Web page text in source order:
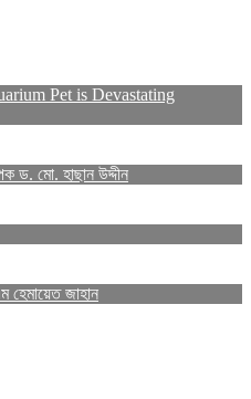
Pet is Devastating
ড. মো. হাছান উদ্দীন
হেমায়েত জাহান